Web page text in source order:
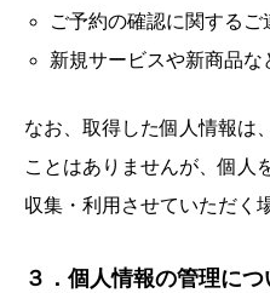
ご予約の確認に関するご
新規サービスや新商品な
なお、取得した個人情報は
ことはありませんが、個人
収集・利用させていただく
３．個人情報の管理につ